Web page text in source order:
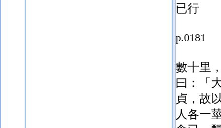
已行
p.0181
數十里
曰：「
貞，故
人各一